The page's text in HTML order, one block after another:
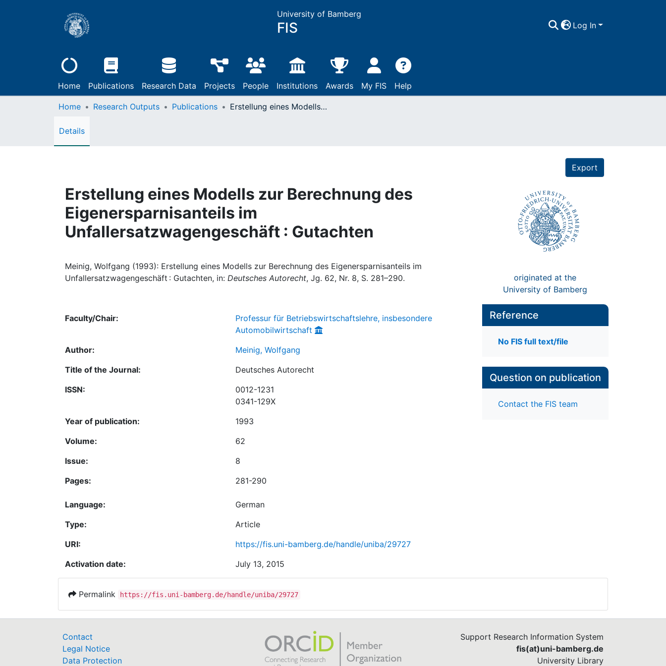
University of Bamberg
FIS Log In
Home Publications Research Data Projects People Institutions Awards My FIS Help
Home Research Outputs Publications Erstellung eines Modells zur Berechnung des Eigenersparnisanteils im Unfallersatzwagengeschäft : Gutachten
Details
Export
Erstellung eines Modells zur Berechnung des
Eigenersparnisanteils im
Unfallersatzwagengeschäft : Gutachten
Meinig, Wolfgang (1993): Erstellung eines Modells zur Berechnung des Eigenersparnisanteils im
Unfallersatzwagengeschäft : Gutachten, in: Deutsches Autorecht, Jg. 62, Nr. 8, S. 281–290.
originated at the
University of Bamberg
Faculty/Chair:
Professur für Betriebswirtschaftslehre, insbesondere
Automobilwirtschaft
Author:
Meinig, Wolfgang
Title of the Journal:
Deutsches Autorecht
ISSN:
0012-1231
0341-129X
Year of publication:
1993
Volume:
62
Issue:
8
Pages:
281-290
Language:
German
Type:
Article
URI:
https://fis.uni-bamberg.de/handle/uniba/29727
Activation date:
July 13, 2015
Reference
No FIS full text/file
Question on publication
Contact the FIS team
Permalink https://fis.uni-bamberg.de/handle/uniba/29727
Contact
Legal Notice
Data Protection
Support Research Information System
fis(at)uni-bamberg.de
University Library